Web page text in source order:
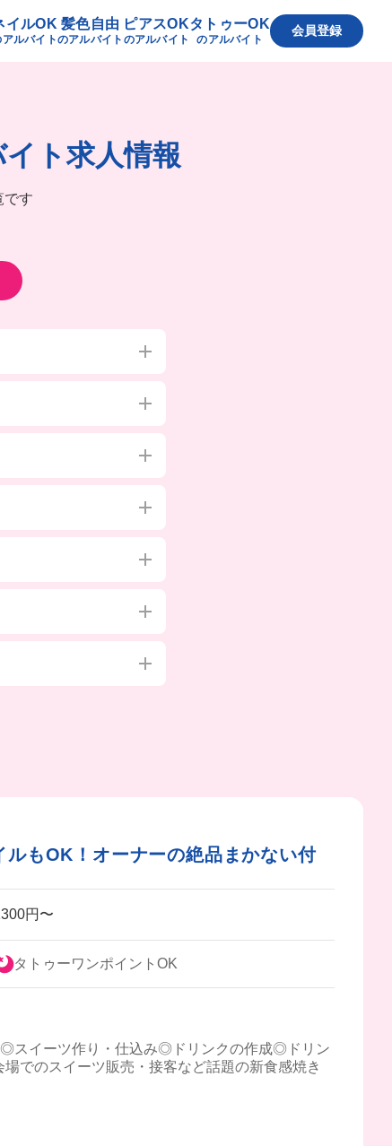
イルOK
アルバイト
髪色自由
のアルバイト
ピアスOK
のアルバイト
タトゥーOK
のアルバイト
会員登録
ト求人情報
です
もOK！オーナーの絶品まかない付
円〜
タトゥーワンポイントOK
スイーツ作り・仕込み◎ドリンクの作成◎ドリン
でのスイーツ販売・接客など話題の新食感焼き